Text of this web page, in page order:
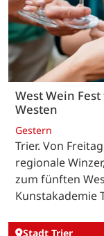
West Wein
Westen
Gestern
Trier. Von
regionale
zum fünften
Kunstakademie
Stadt Trier